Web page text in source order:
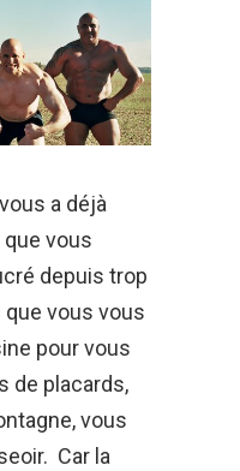
a déjà
vous
depuis trop
que vous vous
pour vous
de placards,
vous
Car la